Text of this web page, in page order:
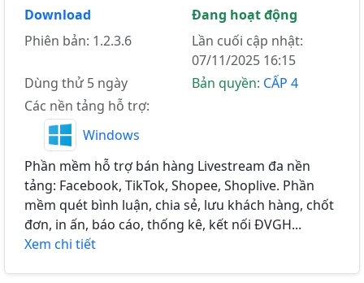
Download
Đang hoạt động
Phiên bản: 1.2.3.6
Lần cuối cập nhật:
07/11/2025 16:15
Dùng thử 5 ngày
Bản quyền: CẤP 4
Các nền tảng hỗ trợ:
Windows
Phần mềm hỗ trợ bán hàng Livestream đa nền
tảng: Facebook, TikTok, Shopee, Shoplive. Phần
mềm quét bình luận, chia sẻ, lưu khách hàng, chốt
đơn, in ấn, báo cáo, thống kê, kết nối ĐVGH...
Xem chi tiết